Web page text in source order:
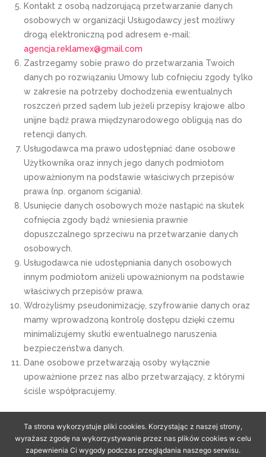
Kontakt z osobą nadzorującą przetwarzanie danych
osobowych w organizacji Usługodawcy jest możliwy
drogą elektroniczną pod adresem e-mail:
agencja.reklamex@gmail.com
Zastrzegamy sobie prawo do przetwarzania Twoich
danych po rozwiązaniu Umowy lub cofnięciu zgody tylko
w zakresie na potrzeby dochodzenia ewentualnych
roszczeń przed sądem lub jeżeli przepisy krajowe albo
unijne bądź prawa międzynarodowego obligują nas do
retencji danych.
Usługodawca ma prawo udostępniać dane osobowe
Użytkownika oraz innych jego danych podmiotom
upoważnionym na podstawie właściwych przepisów
prawa (np. organom ścigania).
Usunięcie danych osobowych może nastąpić na skutek
cofnięcia zgody bądź wniesienia prawnie
dopuszczalnego sprzeciwu na przetwarzanie danych
osobowych.
Usługodawca nie udostępniania danych osobowych
innym podmiotom aniżeli upoważnionym na podstawie
właściwych przepisów prawa.
Wdrożyliśmy pseudonimizację, szyfrowanie danych oraz
mamy wprowadzoną kontrolę dostępu dzięki czemu
minimalizujemy skutki ewentualnego naruszenia
bezpieczeństwa danych.
Dane osobowe przetwarzają osoby wyłącznie
upoważnione przez nas albo przetwarzający, z którymi
ściśle współpracujemy.
Ta strona wykorzystuje pliki cookies. Korzystając z naszej strony,
wyrażasz zgodę na wykorzystywanie przez nas plików cookies w celu
zapewnienia Ci wygody podczas przeglądania naszego serwisu.